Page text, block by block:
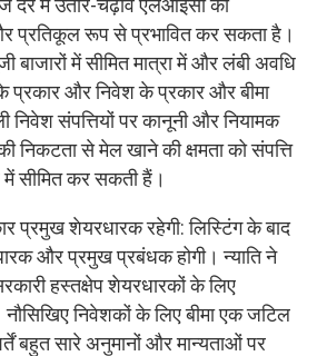
दर में उतार-चढ़ाव एलआईसी की
प्रतिकूल रूप से प्रभावित कर सकता है।
बाजारों में सीमित मात्रा में और लंबी अवधि
प्रकार और निवेश के प्रकार और बीमा
संपत्तियों पर कानूनी और नियामक
से मेल खाने की क्षमता को संपत्ति
में सीमित कर सकती हैं।
प्रमुख शेयरधारक रहेगी: लिस्टिंग के बाद
और प्रमुख प्रबंधक होगी। न्याति ने
हस्तक्षेप शेयरधारकों के लिए
निवेशकों के लिए बीमा एक जटिल
बहुत सारे अनुमानों और मान्यताओं पर